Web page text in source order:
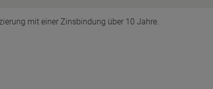
mit einer Zinsbindung über 10 Jahre.